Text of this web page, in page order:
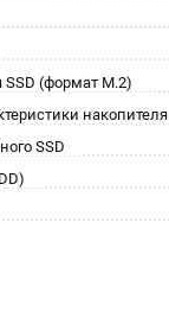
SSD (формат M.2)
накопителя
SSD